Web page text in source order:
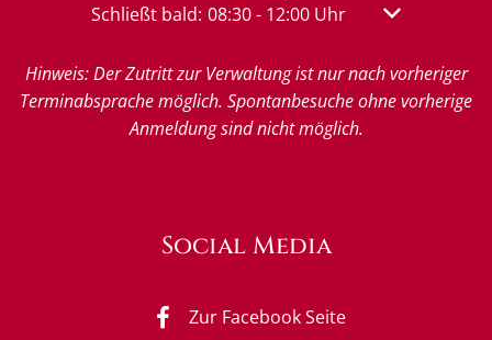
Klicken, um weitere Öffnungs- oder
Schließt bald: 08:30- 12:00 Uhr Von 08:30
Hinweis: Der Zutritt zur Verwaltung ist nur nach vorheriger
Terminabsprache möglich. Spontanbesuche ohne vorherige
Anmeldung sind nicht möglich.
Social Media
Zur Facebook Seite